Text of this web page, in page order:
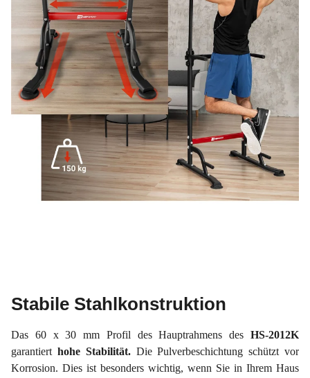
Stabile Stahlkonstruktion
Das 60 x 30 mm Profil des Hauptrahmens des HS-2012K
garantiert hohe Stabilität. Die Pulverbeschichtung schützt vor
Korrosion. Dies ist besonders wichtig, wenn Sie in Ihrem Haus